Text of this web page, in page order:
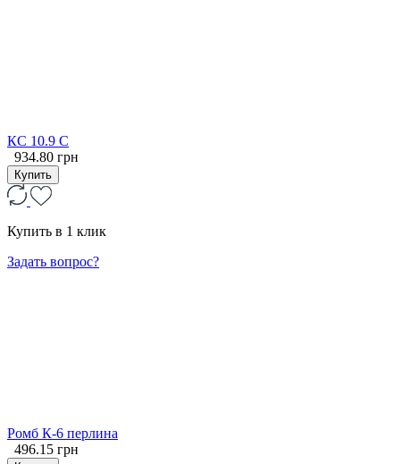
КС 10.9 С
934.80 грн
Купить
Купить в 1 клик
Задать вопрос?
Ромб К-6 перлина
496.15 грн